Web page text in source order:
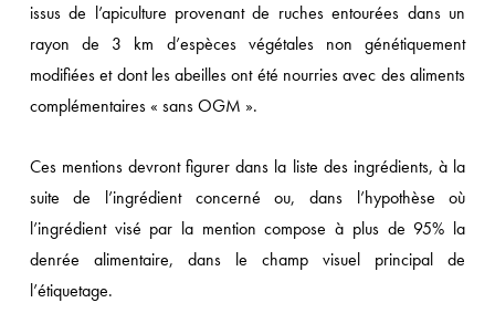
issus de l’apiculture provenant de ruches entourées dans un
rayon de 3 km d’espèces végétales non génétiquement
modifiées et dont les abeilles ont été nourries avec des aliments
complémentaires « sans OGM ».
Ces mentions devront figurer dans la liste des ingrédients, à la
suite de l’ingrédient concerné ou, dans l’hypothèse où
l’ingrédient visé par la mention compose à plus de 95% la
denrée alimentaire, dans le champ visuel principal de
l’étiquetage.